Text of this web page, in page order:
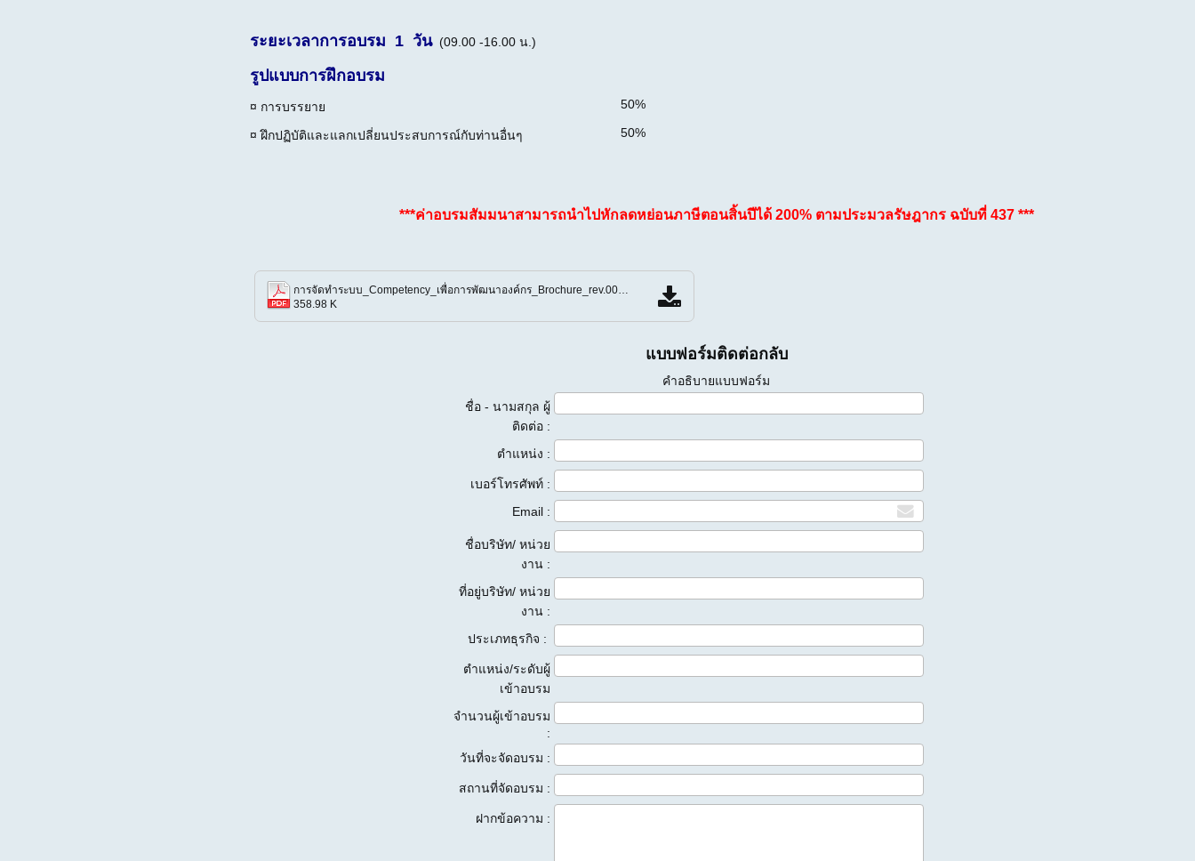
ระยะเวลาการอบรม 1 วัน(09.00 -16.00 น.)
รูปแบบการฝึกอบรม
¤ การบรรยาย 50%
¤ ฝึกปฏิบัติและแลกเปลี่ยนประสบการณ์กับท่านอื่นๆ 50%
***ค่าอบรมสัมมนาสามารถนำไปหักลดหย่อนภาษีตอนสิ้นปีได้ 200% ตามประมวลรัษฎากร ฉบับที่ 437 ***
การจัดทำระบบ_Competency_เพื่อการพัฒนาองค์กร_Brochure_rev.00.pdf
358.98 K
แบบฟอร์มติดต่อกลับ
คำอธิบายแบบฟอร์ม
ชื่อ - นามสกุล ผู้
ติดต่อ :
ตำแหน่ง :
เบอร์โทรศัพท์ :
Email :
ชื่อบริษัท/ หน่วย
งาน :
ที่อยู่บริษัท/ หน่วย
งาน :
ประเภทธุรกิจ :
ตำแหน่ง/ระดับผู้
เข้าอบรม
จำนวนผู้เข้าอบรม
:
วันที่จะจัดอบรม :
สถานที่จัดอบรม :
ฝากข้อความ :